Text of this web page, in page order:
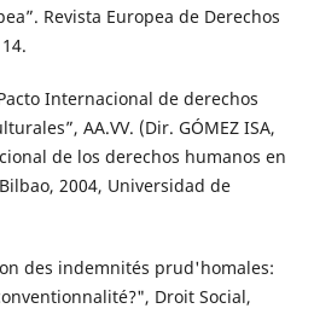
Revista Europea de Derechos
Internacional de derechos
AA.VV. (Dir. GÓMEZ ISA,
de los derechos humanos en
2004, Universidad de
des indemnités prud'homales:
Droit Social,